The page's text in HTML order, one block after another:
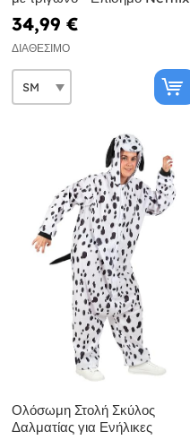
34,99 €
ΔΙΑΘΈΣΙΜΟ
Ολόσωμη Στολή Σκύλος
Δαλματίας για Ενήλικες